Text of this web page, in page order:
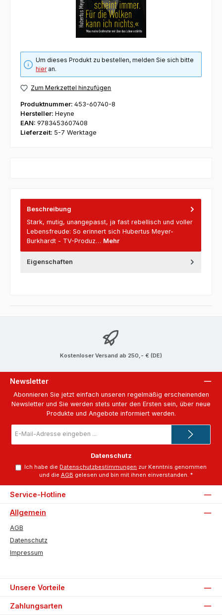
Um dieses Produkt zu bestellen, melden Sie sich bitte
hieran.
Zum Merkzettel hinzufügen
Produktnummer: 453-60740-8
Hersteller: Heyne
EAN: 9783453607408
Lieferzeit: 5-7 Werktage
Beschreibung
Stark, mutig, unangepasst, ja fast rebellisch und voller
Lebensfreude: So erinnert sich Hubertus Meyer-
Burkhardt - TV-Produz… Mehr
Eigenschaften
Kostenloser Versand ab 250,- € (DE)
Newsletter
Abonnieren Sie jetzt einfach unseren regelmäßig erscheinenden
Newsletter und Sie werden stets unter den Ersten sein, über neue
Produkte und Angebote informiert werden.
Mail-
Datenschutz
Ich habe die Datenschutzbestimmungen zur Kenntnis genommen
und die AGB gelesen und bin mit ihnen einverstanden. *
Service-Hotline
Allgemein
AGB
Datenschutz
Impressum
Unsere Vorteile
Zahlungsarten